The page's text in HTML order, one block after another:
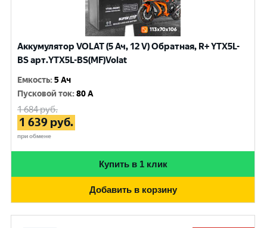
Аккумулятор VOLAT (5 Ач, 12 V) Обратная, R+ YTX5L-
BS арт.YTX5L-BS(MF)Volat
Емкость:5 Ач
Пусковой ток:80 A
1 684руб.
1 639 руб.
при обмене
Купить в 1 клик
Добавить в корзину